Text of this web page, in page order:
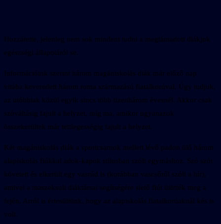
Hozzátette, jelenleg nem sok mindent tudni a megtámadott diákjuk
egészségi állapotáról se.
Információink szerint három magániskolás diák már előző nap
vitába keveredett három roma származású fiatalkorúval. Úgy tudjuk,
az utóbbiak közül egyik sincs több tizenhárom évesnél. Akkor csak
szóváltásig fajult a helyzet, míg ma, amikor ugyanazok
összekerültek már tettlegességig fajult a helyzet.
Két magániskolás diák a sportcsarnok mellett lévő padon ülő három
alapiskolás fiúkkal adok-kapok stílusban szólt egymáshoz. Szó szót
követett és elkerült egy vasrúd is (korábban vascsőről szólt a hír),
amivel a maszeksuli diáktársai segítségére siető fiút ütötték meg a
fején. Arról is értesültünk, hogy az alapiskolás fiatalkorúaknál kés is
volt.